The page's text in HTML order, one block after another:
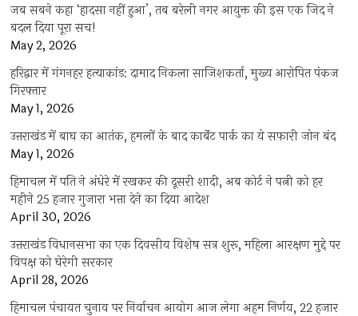
जब सबने कहा ‘हादसा नहीं हुआ’, तब बरेली नगर आयुक्त की इस एक जिद ने
बदल दिया पूरा सच!
May 2, 2026
हरिद्वार में गंगनहर हत्याकांड: दामाद निकला साजिशकर्ता, मुख्य आरोपित पंकज
गिरफ्तार
May 1, 2026
उत्तराखंड में बाघ का आतंक, हमलों के बाद कार्बेट पार्क का ये सफारी जोन बंद
May 1, 2026
हिमाचल में पति ने अंधेरे में रखकर की दूसरी शादी, अब कोर्ट ने पत्नी को हर
महीने 25 हजार गुजारा भत्ता देने का दिया आदेश
April 30, 2026
उत्तराखंड विधानसभा का एक दिवसीय विशेष सत्र शुरू, महिला आरक्षण मुद्दे पर
विपक्ष को घेरेगी सरकार
April 28, 2026
हिमाचल पंचायत चुनाव पर निर्वाचन आयोग आज लेगा अहम निर्णय, 22 हजार